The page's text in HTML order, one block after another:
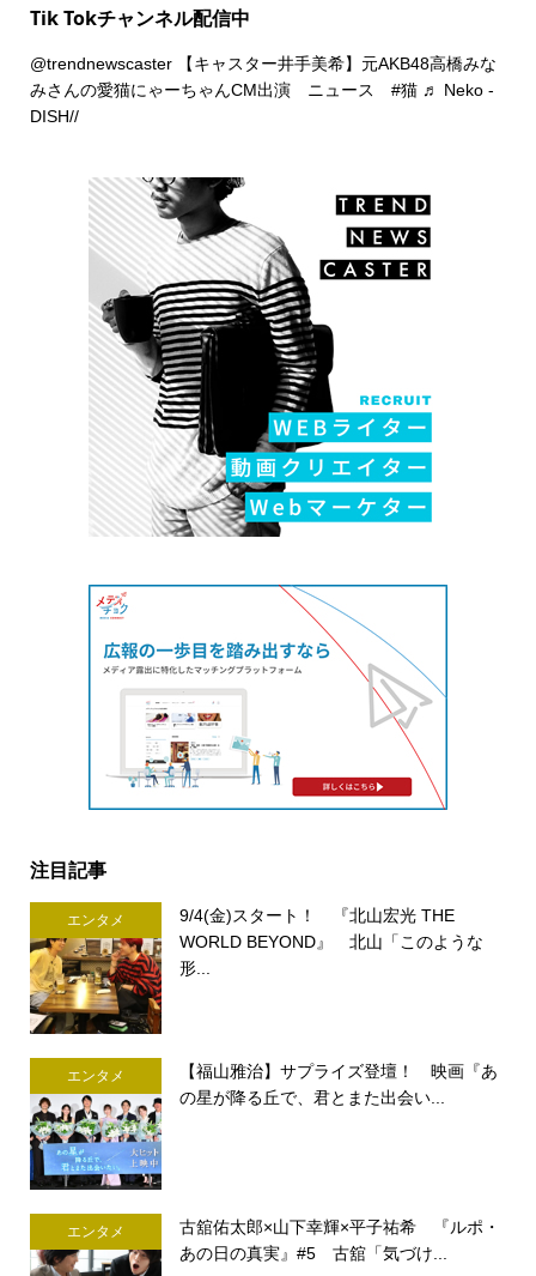
Tik Tokチャンネル配信中
@trendnewscaster【キャスター井手美希】元AKB48高橋みな
みさんの愛猫にゃーちゃんCM出演 ニュース #猫 ♬ Neko -
DISH//
注目記事
エンタメ
9/4(金)スタート！ 『北山宏光 THE
WORLD BEYOND』 北山「このような
形...
エンタメ
【福山雅治】サプライズ登壇！ 映画『あ
の星が降る丘で、君とまた出会い...
エンタメ
古舘佑太郎×山下幸輝×平子祐希 『ルポ・
あの日の真実』#5 古舘「気づけ...